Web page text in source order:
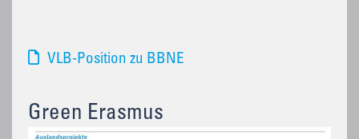
VLB-Position zu BBNE
Green Erasmus